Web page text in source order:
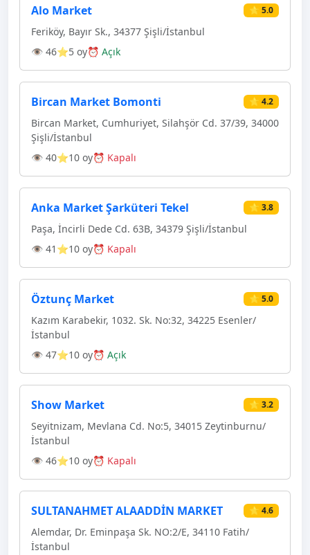
Alo Market ⭐ 5.0
Feriköy, Bayır Sk., 34377 Şişli/İstanbul
👁 46⭐5 oy⏰ Açık
Bircan Market Bomonti ⭐ 4.2
Bircan Market, Cumhuriyet, Silahşör Cd. 37/39, 34000
Şişli/İstanbul
👁 40⭐10 oy⏰ Kapalı
Anka Market Şarküteri Tekel ⭐ 3.8
Paşa, İncirli Dede Cd. 63B, 34379 Şişli/İstanbul
👁 41 ⭐10 oy⏰ Kapalı
Öztunç Market ⭐ 5.0
Kazım Karabekir, 1032. Sk. No:32, 34225 Esenler/
İstanbul
👁 47⭐10 oy⏰ Açık
Show Market ⭐ 3.2
Seyitnizam, Mevlana Cd. No:5, 34015 Zeytinburnu/
İstanbul
👁 46⭐10 oy⏰ Kapalı
SULTANAHMET ALAADDİN MARKET ⭐ 4.6
Alemdar, Dr. Eminpaşa Sk. NO:2/E, 34110 Fatih/
İstanbul